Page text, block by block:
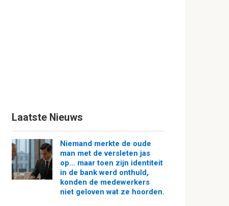
Laatste Nieuws
Niemand merkte de oude
man met de versleten jas
op… maar toen zijn identiteit
in de bank werd onthuld,
konden de medewerkers
niet geloven wat ze hoorden.